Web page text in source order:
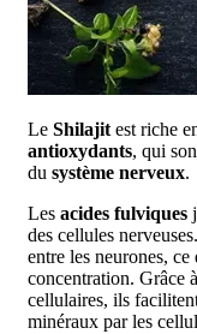
Le Shilajit est riche
antioxydants, qui
du système nerveux.
Les acides fulviques
des cellules
entre les neurones,
concentration. Grâce
cellulaires, ils
minéraux par les